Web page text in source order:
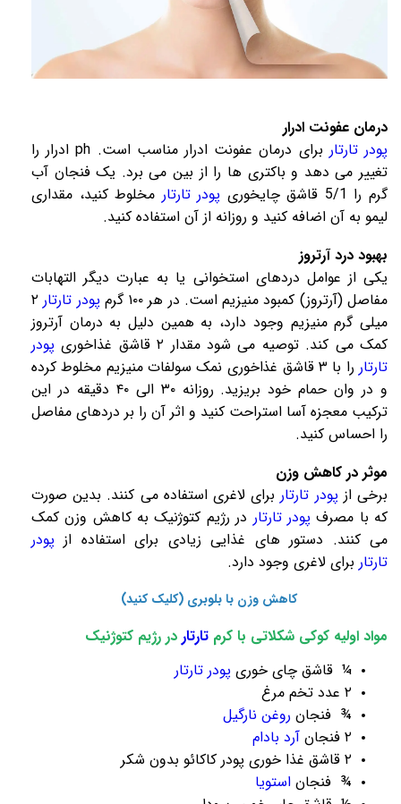
درمان عفونت ادرار
پودر تارتار
برای درمان عفونت ادرار مناسب است. ph ادرار را
تغییر می دهد و باکتری ها را از بین می برد. یک فنجان آب
گرم را 5/1 قاشق چایخوری
پودر تارتار مخلوط کنید، مقداری
لیمو به آن اضافه کنید و روزانه از آن استفاده کنید.
بهبود درد آرتروز
یکی از عوامل دردهای استخوانی یا به عبارت دیگر التهابات
مفاصل (آرتروز) کمبود منیزیم است. در هر ۱۰۰ گرم
پودر تارتار ۲
میلی گرم منیزیم وجود دارد، به همین دلیل به درمان آرتروز
کمک می کند. توصیه می شود مقدار ۲ قاشق غذاخوری
پودر
تارتار
را با ۳ قاشق غذاخوری نمک سولفات منیزیم مخلوط کرده
و در وان حمام خود بریزید. روزانه ۳۰ الی ۴۰ دقیقه در این
ترکیب معجزه آسا استراحت کنید و اثر آن را بر دردهای مفاصل
را احساس کنید.
موثر در کاهش وزن
برخی از پودر تارتاربرای لاغری استفاده می کنند. بدین صورت
که با مصرف پودر تارتار در رژیم کتوژنیک به کاهش وزن کمک
می کنند. دستور های غذایی زیادی برای استفاده از پودر
تارتار برای لاغری وجود دارد.
کاهش وزن با بلوبری (کلیک کنید)
مواد اولیه کوکی شکلاتی با کرم تارتار در رژیم کتوژنیک
¼ قاشق چای خوری پودر تارتار
۲ عدد تخم مرغ
¾ فنجان روغن نارگیل
۲ فنجان
آرد بادام
۲ قاشق غذا خوری پودر کاکائو بدون شکر
¾ فنجان استویا